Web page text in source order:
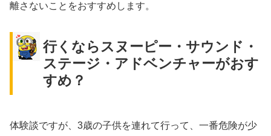
離さないことをおすすめします。
行くならスヌーピー・サウンド・
ステージ・アドベンチャーがおす
すめ？
体験談ですが、3歳の子供を連れて行って、一番危険が少